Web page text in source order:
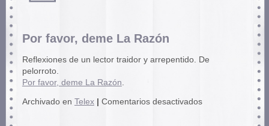
Por favor, deme La Razón
Reflexiones de un lector traidor y arrepentido. De
pelorroto.
Por favor, deme La Razón
Archivado en Telex Comentarios desactivadosen